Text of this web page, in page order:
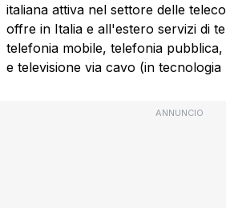
italiana attiva nel settore delle
offre in Italia e all'estero servizi di
telefonia mobile, telefonia
e televisione via cavo (in tecnologia
ANNUNCIO